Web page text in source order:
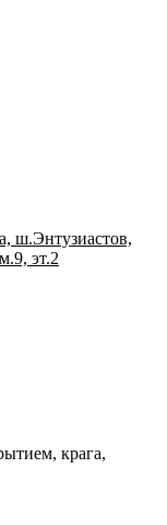
ш.Энтузиастов,
эт.2
крага,